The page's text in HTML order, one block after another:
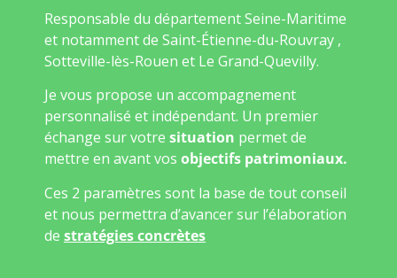
Responsable du département Seine-Maritime
et notamment de Saint-Étienne-du-Rouvray ,
Sotteville-lès-Rouen et Le Grand-Quevilly.
Je vous propose un accompagnement
personnalisé et indépendant. Un premier
échange sur votre situation permet de
mettre en avant vos objectifs patrimoniaux.
Ces 2 paramètres sont la base de tout conseil
et nous permettra d’avancer sur l’élaboration
de stratégies concrètes